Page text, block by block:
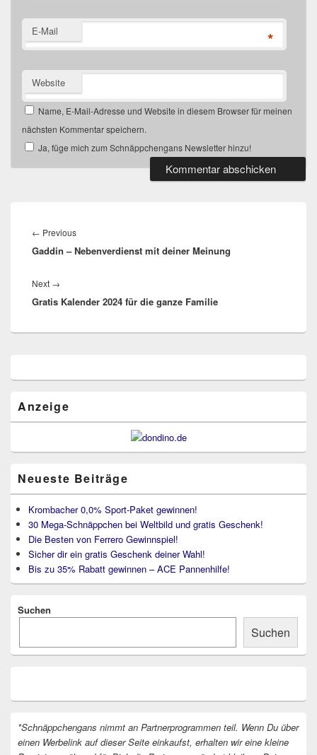
E-Mail *
Website
Name, E-Mail-Adresse und Website in diesem Browser für meinen
nächsten Kommentar speichern.
Ja, füge mich zum Schnäppchengans Newsletter hinzu!
← PreviousPrevious
post:
Gaddin – Nebenverdienst mit deiner Meinung
Next →
post:
Gratis Kalender 2024 für die ganze Familie
Anzeige
Neueste Beiträge
Krombacher 0,0% Sport-Paket gewinnen!
30 Mega-Schnäppchen bei Weltbild und gratis Geschenk!
Die Besten von Ferrero Gewinnspiel!
Sicher dir ein gratis Geschenk deiner Wahl!
Bis zu 35% Rabatt gewinnen – ACE Pannenhilfe!
Suchen
Suchen
*Schnäppchengans nimmt an Partnerprogrammen teil. Wenn Du über
einen Werbelink auf dieser Seite einkaufst, erhalten wir eine kleine